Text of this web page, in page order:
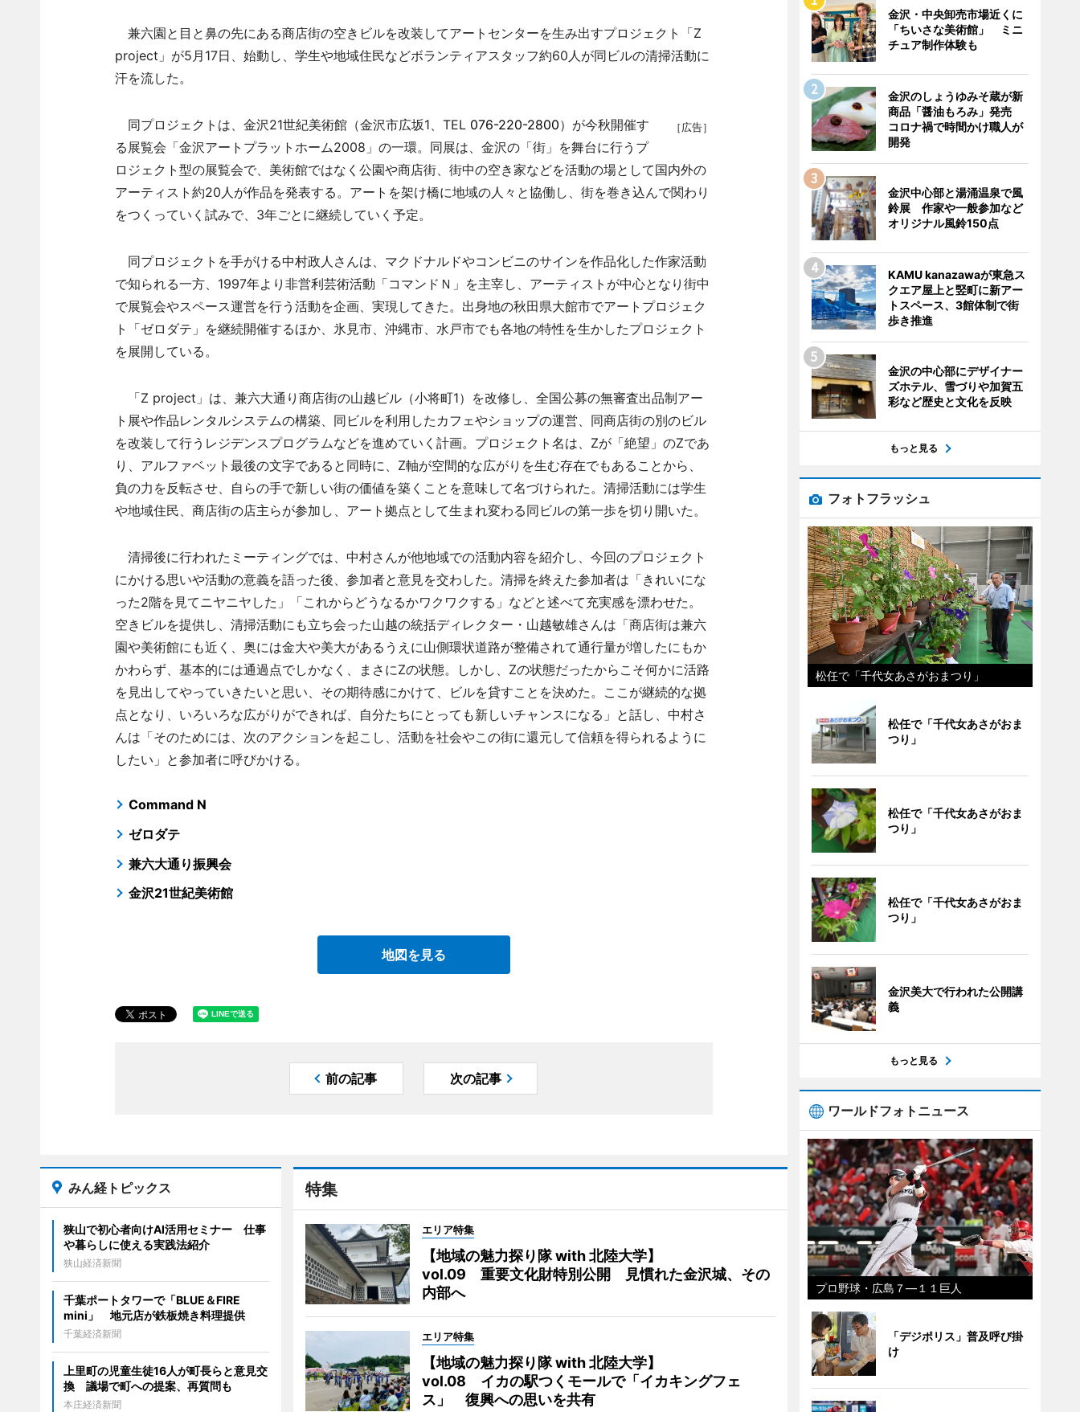
兼六園と目と鼻の先にある商店街の空きビルを改装してアートセンターを生み出すプロジェクト「Z
project」が5月17日、始動し、学生や地域住民などボランティアスタッフ約60人が同ビルの清掃活動に
汗を流した。
［広告］
同プロジェクトは、金沢21世紀美術館（金沢市広坂1、TEL 076-220-2800）が今秋開催す
る展覧会「金沢アートプラットホーム2008」の一環。同展は、金沢の「街」を舞台に行うプ
ロジェクト型の展覧会で、美術館ではなく公園や商店街、街中の空き家などを活動の場として国内外の
アーティスト約20人が作品を発表する。アートを架け橋に地域の人々と協働し、街を巻き込んで関わり
をつくっていく試みで、3年ごとに継続していく予定。
同プロジェクトを手がける中村政人さんは、マクドナルドやコンビニのサインを作品化した作家活動
で知られる一方、1997年より非営利芸術活動「コマンドＮ」を主宰し、アーティストが中心となり街中
で展覧会やスペース運営を行う活動を企画、実現してきた。出身地の秋田県大館市でアートプロジェク
ト「ゼロダテ」を継続開催するほか、氷見市、沖縄市、水戸市でも各地の特性を生かしたプロジェクト
を展開している。
「Z project」は、兼六大通り商店街の山越ビル（小将町1）を改修し、全国公募の無審査出品制アー
ト展や作品レンタルシステムの構築、同ビルを利用したカフェやショップの運営、同商店街の別のビル
を改装して行うレジデンスプログラムなどを進めていく計画。プロジェクト名は、Zが「絶望」のZであ
り、アルファベット最後の文字であると同時に、Z軸が空間的な広がりを生む存在でもあることから、
負の力を反転させ、自らの手で新しい街の価値を築くことを意味して名づけられた。清掃活動には学生
や地域住民、商店街の店主らが参加し、アート拠点として生まれ変わる同ビルの第一歩を切り開いた。
清掃後に行われたミーティングでは、中村さんが他地域での活動内容を紹介し、今回のプロジェクト
にかける思いや活動の意義を語った後、参加者と意見を交わした。清掃を終えた参加者は「きれいにな
った2階を見てニヤニヤした」「これからどうなるかワクワクする」などと述べて充実感を漂わせた。
空きビルを提供し、清掃活動にも立ち会った山越の統括ディレクター・山越敏雄さんは「商店街は兼六
園や美術館にも近く、奥には金大や美大があるうえに山側環状道路が整備されて通行量が増したにもか
かわらず、基本的には通過点でしかなく、まさにZの状態。しかし、Zの状態だったからこそ何かに活路
を見出してやっていきたいと思い、その期待感にかけて、ビルを貸すことを決めた。ここが継続的な拠
点となり、いろいろな広がりができれば、自分たちにとっても新しいチャンスになる」と話し、中村さ
んは「そのためには、次のアクションを起こし、活動を社会やこの街に還元して信頼を得られるように
したい」と参加者に呼びかける。
Command N
ゼロダテ
兼六大通り振興会
金沢21世紀美術館
地図を見る
前の記事 次の記事
特集
エリア特集
【地域の魅力探り隊 with 北陸大学】
vol.09 重要文化財特別公開 見慣れた金沢城、その
内部へ
エリア特集
【地域の魅力探り隊 with 北陸大学】
vol.08 イカの駅つくモールで「イカキングフェ
ス」 復興への思いを共有
みん経トピックス
狭山で初心者向けAI活用セミナー 仕事
や暮らしに使える実践法紹介
狭山経済新聞
千葉ポートタワーで「BLUE＆FIRE
mini」 地元店が鉄板焼き料理提供
千葉経済新聞
上里町の児童生徒16人が町長らと意見交
換 議場で町への提案、再質問も
本庄経済新聞
金沢・中央卸売市場近くに
「ちいさな美術館」 ミニ
チュア制作体験も
金沢のしょうゆみそ蔵が新
商品「醤油もろみ」発売
コロナ禍で時間かけ職人が
開発
金沢中心部と湯涌温泉で風
鈴展 作家や一般参加など
オリジナル風鈴150点
KAMU kanazawaが東急ス
クエア屋上と竪町に新アー
トスペース、3館体制で街
歩き推進
金沢の中心部にデザイナー
ズホテル、雪づりや加賀五
彩など歴史と文化を反映
もっと見る
フォトフラッシュ
松任で「千代女あさがおまつり」
松任で「千代女あさがおま
つり」
松任で「千代女あさがおま
つり」
松任で「千代女あさがおま
つり」
金沢美大で行われた公開講
義
もっと見る
ワールドフォトニュース
プロ野球・広島７―１１巨人
「デジポリス」普及呼び掛
け